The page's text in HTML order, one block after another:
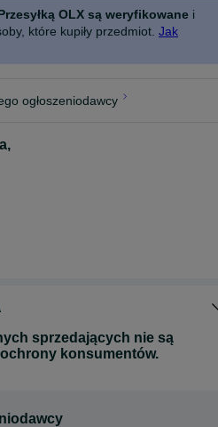
OLX są weryfikowane i
które kupiły przedmiot. Jak
ogłoszeniodawcy
,
sprzedających nie są
konsumentów.